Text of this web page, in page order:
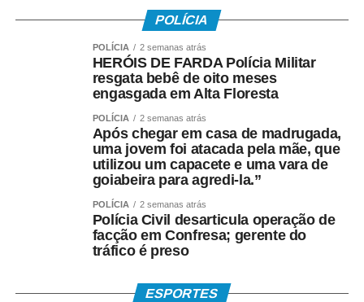
Para trabalhadores da iniciativa privada (PIS)
• A Caixa Econômica Federal realiza o pagamento
prioritariamente por:
• Crédito em conta corrente ou poupança da Caixa;
• Depósito em Poupança Social Digital, movimentada
pelo aplicativo Caixa Tem.
Quem não possui conta pode sacar:
• Com Cartão Social e senha em lotéricas, caixas
eletrônicos e correspondentes CAIXA Aqui;
• Nas agências, com documento oficial com foto;
POLÍCIA
POLÍCIA 2 semanas atrás
HERÓIS DE FARDA Polícia Militar
resgata bebê de oito meses
engasgada em Alta Floresta
POLÍCIA 2 semanas atrás
Após chegar em casa de madrugada,
uma jovem foi atacada pela mãe, que
utilizou um capacete e uma vara de
goiabeira para agredi-la.”
POLÍCIA 2 semanas atrás
Polícia Civil desarticula operação de
facção em Confresa; gerente do
tráfico é preso
ESPORTES